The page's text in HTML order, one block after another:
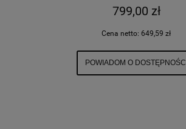
799,00 zł
Cena netto: 649,59 zł
POWIADOM O DOSTĘPNOŚCI